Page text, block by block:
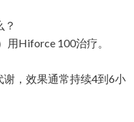
？
用Hiforce 100治疗。
谢，效果通常持续4到6小